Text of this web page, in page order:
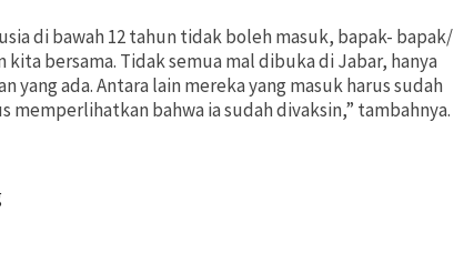
di bawah 12 tahun tidak boleh masuk, bapak- bapak/
bersama. Tidak semua mal dibuka di Jabar, hanya
ada. Antara lain mereka yang masuk harus sudah
memperlihatkan bahwa ia sudah divaksin,” tambahnya.